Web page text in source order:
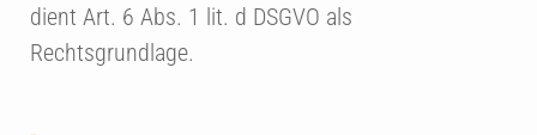
dient Art. 6 Abs. 1 lit. d DSGVO als
Rechtsgrundlage.